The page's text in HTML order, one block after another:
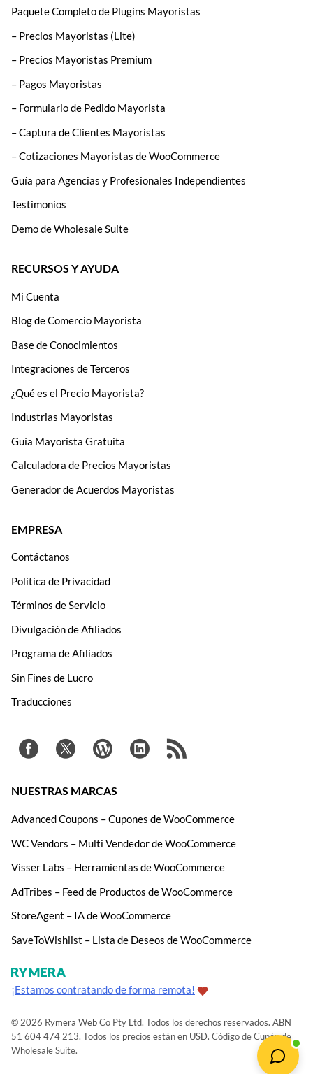
Paquete Completo de Plugins Mayoristas
– Precios Mayoristas (Lite)
– Precios Mayoristas Premium
– Pagos Mayoristas
– Formulario de Pedido Mayorista
– Captura de Clientes Mayoristas
– Cotizaciones Mayoristas de WooCommerce
Guía para Agencias y Profesionales Independientes
Testimonios
Demo de Wholesale Suite
RECURSOS Y AYUDA
Mi Cuenta
Blog de Comercio Mayorista
Base de Conocimientos
Integraciones de Terceros
¿Qué es el Precio Mayorista?
Industrias Mayoristas
Guía Mayorista Gratuita
Calculadora de Precios Mayoristas
Generador de Acuerdos Mayoristas
EMPRESA
Contáctanos
Política de Privacidad
Términos de Servicio
Divulgación de Afiliados
Programa de Afiliados
Sin Fines de Lucro
Traducciones
NUESTRAS MARCAS
Advanced Coupons – Cupones de WooCommerce
WC Vendors – Multi Vendedor de WooCommerce
Visser Labs – Herramientas de WooCommerce
AdTribes – Feed de Productos de WooCommerce
StoreAgent – IA de WooCommerce
SaveToWishlist – Lista de Deseos de WooCommerce
¡Estamos contratando de forma remota!
© 2026 Rymera Web Co Pty Ltd. Todos los derechos reservados. ABN
51 604 474 213. Todos los precios están en USD. Código de Cupón de
Wholesale Suite.